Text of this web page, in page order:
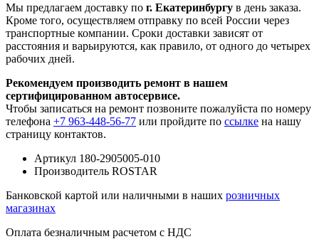
Мы предлагаем доставку по г. Екатеринбургу в день заказа.
Кроме того, осуществляем отправку по всей России через
транспортные компании. Сроки доставки зависят от
расстояния и варьируются, как правило, от одного до четырех
рабочих дней.
Рекомендуем производить ремонт в нашем
сертифицированном автосервисе.
Чтобы записаться на ремонт позвоните пожалуйста по номеру
телефона +7 963-448-56-77 или пройдите по ссылке на нашу
страницу контактов.
Артикул 180-2905005-010
Производитель ROSTAR
Банковской картой или наличными в наших розничных
магазинах
Оплата безналичным расчетом с НДС